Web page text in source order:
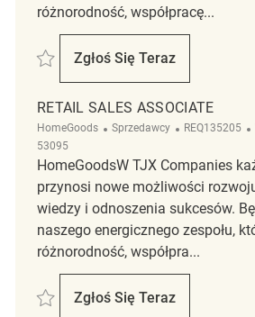
różnorodność, współpracę...
Zapisać Retail Sales Associate REQ136348
Zgłoś Się Teraz
Retail Sales
RETAIL SALES ASSOCIATE
HomeGoods Kategoria
Sprzedawcy ReqId
REQ135205
53095
HomeGoodsW TJX Companies
przynosi nowe możliwości
wiedzy i odnoszenia sukcesów.
naszego energicznego zespołu,
różnorodność, współpra...
Zapisać Retail Sales Associate REQ135205
Zgłoś Się Teraz
Retail Sales